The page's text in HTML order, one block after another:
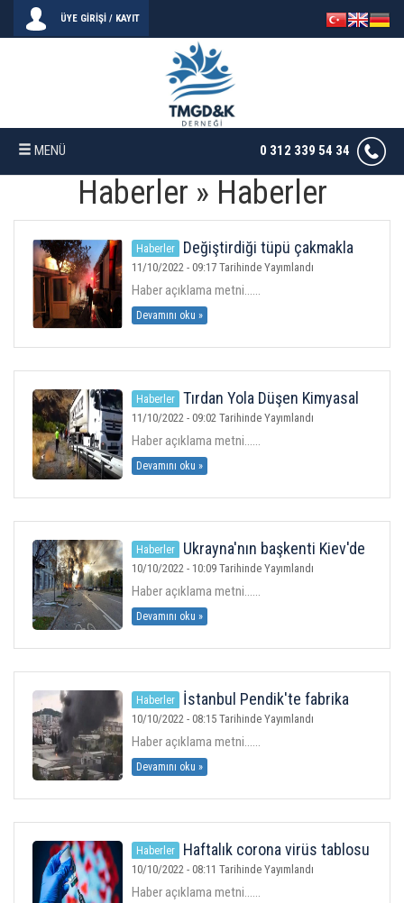
ÜYE GİRİŞİ / KAYIT
MENÜ 0 312 339 54 34
Anasayfa
Galeri
İletişim
Haberler » Haberler
Haberler
Değiştirdiği tüpü çakmakla
kontrol etti! Feci şekilde yaşamını
yitirdi
11/10/2022 - 09:17 Tarihinde Yayımlandı
Haber açıklama metni......
Devamını oku »
Haberler
Tırdan Yola Düşen Kimyasal
Madde Paniğe Neden Oldu
11/10/2022 - 09:02 Tarihinde Yayımlandı
Haber açıklama metni......
Devamını oku »
Haberler
Ukrayna'nın başkenti Kiev'de
patlama sesleri
10/10/2022 - 10:09 Tarihinde Yayımlandı
Haber açıklama metni......
Devamını oku »
Haberler
İstanbul Pendik'te fabrika
yangını
10/10/2022 - 08:15 Tarihinde Yayımlandı
Haber açıklama metni......
Devamını oku »
Haberler
Haftalık corona virüs tablosu
açıklandı. (19-25 Eylül 2022)
10/10/2022 - 08:11 Tarihinde Yayımlandı
Haber açıklama metni......